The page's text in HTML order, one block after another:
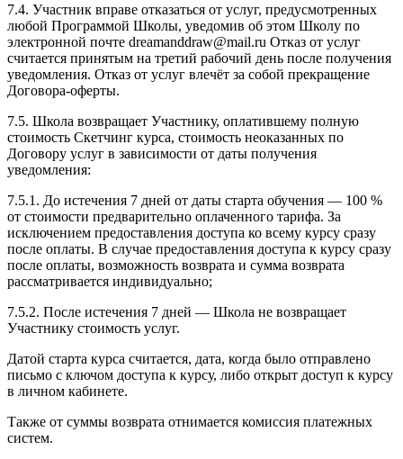
7.4. Участник вправе отказаться от услуг, предусмотренных
любой Программой Школы, уведомив об этом Школу по
электронной почте dreamanddraw@mail.ru Отказ от услуг
считается принятым на третий рабочий день после получения
уведомления. Отказ от услуг влечёт за собой прекращение
Договора-оферты.
7.5. Школа возвращает Участнику, оплатившему полную
стоимость Скетчинг курса, стоимость неоказанных по
Договору услуг в зависимости от даты получения
уведомления:
7.5.1. До истечения 7 дней от даты старта обучения — 100 %
от стоимости предварительно оплаченного тарифа. За
исключением предоставления доступа ко всему курсу сразу
после оплаты. В случае предоставления доступа к курсу сразу
после оплаты, возможность возврата и сумма возврата
рассматривается индивидуально;
7.5.2. После истечения 7 дней — Школа не возвращает
Участнику стоимость услуг.
Датой старта курса считается, дата, когда было отправлено
письмо с ключом доступа к курсу, либо открыт доступ к курсу
в личном кабинете.
Также от суммы возврата отнимается комиссия платежных
систем.